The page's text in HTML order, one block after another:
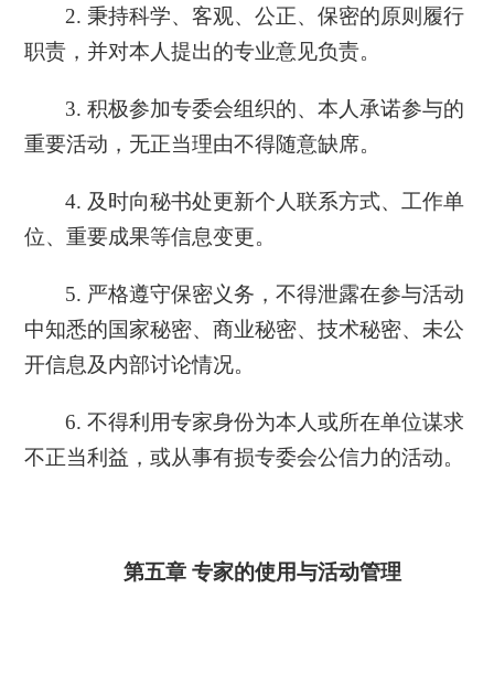
2. 秉持科学、客观、公正、保密的原则履行
职责，并对本人提出的专业意见负责。
3. 积极参加专委会组织的、本人承诺参与的
重要活动，无正当理由不得随意缺席。
4. 及时向秘书处更新个人联系方式、工作单
位、重要成果等信息变更。
5. 严格遵守保密义务，不得泄露在参与活动
中知悉的国家秘密、商业秘密、技术秘密、未公
开信息及内部讨论情况。
6. 不得利用专家身份为本人或所在单位谋求
不正当利益，或从事有损专委会公信力的活动。
第五章 专家的使用与活动管理